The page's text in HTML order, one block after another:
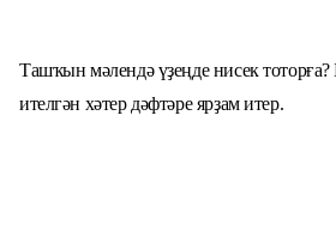
Ташҡын мәлендә үҙеңде нисек
ителгән хәтер дәфтәре ярҙам итер.